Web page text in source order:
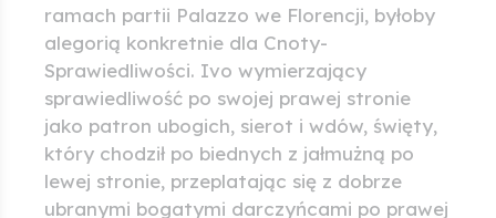
ramach partii Palazzo we Florencji, byłoby
alegorią konkretnie dla Cnoty-
Sprawiedliwości. Ivo wymierzający
sprawiedliwość po swojej prawej stronie
jako patron ubogich, sierot i wdów, święty,
który chodził po biednych z jałmużną po
lewej stronie, przeplatając się z dobrze
ubranymi bogatymi darczyńcami po prawej